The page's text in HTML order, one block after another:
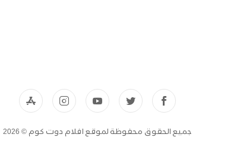
جميع الحقوق محفوظة لموقع افلام دوت كوم © 2026